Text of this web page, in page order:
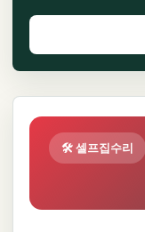
🛠️ 셀프집수리